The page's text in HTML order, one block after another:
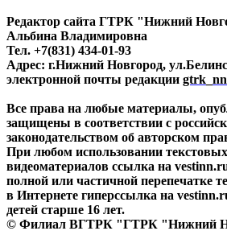
Редактор сайта ГТРК "Нижний
Альбина Владимировна
Тел. +7(831) 434-01-93
Адрес: г.Нижний Новгород,
электронной почты редакции
Все права на любые материалы,
защищены в соответствии с
законодательством об авторском
При любом использовании
видеоматериалов ссылка на
полной или частичной перепечатке
в Интернете гиперссылка на
детей старше 16 лет.
© Филиал ВГТРК "ГТРК "Нижний